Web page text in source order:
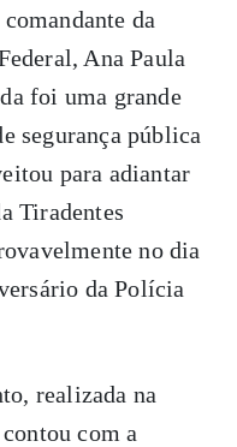
da
Ana Paula
foi uma grande
segurança pública
para adiantar
Tiradentes
no dia
da Polícia
realizada na
com a